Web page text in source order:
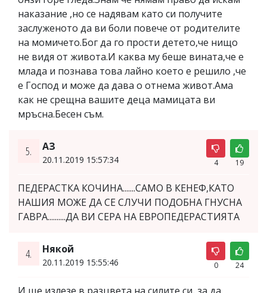
наказание ,но се надявам като си получите
заслуженото да ви боли повече от родителите
на момичето.Бог да го прости детето,че нищо
не видя от живота.И каква му беше вината,че е
млада и познава това лайно което е решило ,че
е Господ и може да дава о отнема живот.Ама
как не срещна вашите деца мамицата ви
мръсна.Бесен съм.
5. АЗ
20.11.2019 15:57:34 4 19
ПЕДЕРАСТКА КОЧИНА.......САМО В КЕНЕФ,КАТО
НАШИЯ МОЖЕ ДА СЕ СЛУЧИ ПОДОБНА ГНУСНА
ГАВРА..........ДА ВИ СЕРА НА ЕВРОПЕДЕРАСТИЯТА
4. Някой
20.11.2019 15:55:46 0 24